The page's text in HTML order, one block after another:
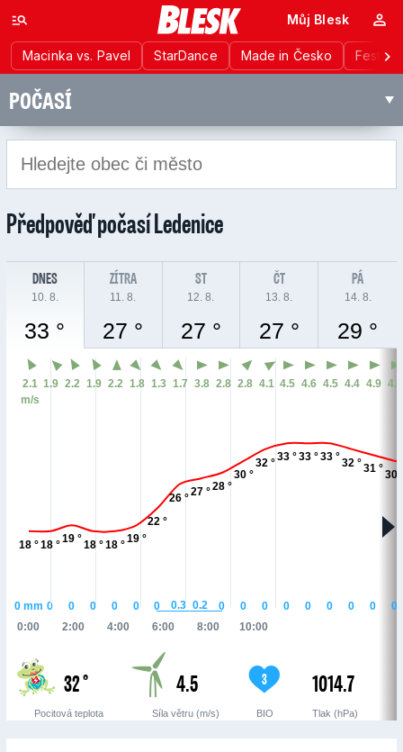
Macinka vs. Pavel StarDance Made in Česko
Můj Blesk
POČASÍ
Předpověď počasíLedenice
DNES
10. 8.
33 °
ZÍTRA
11. 8.
27 °
ST
12. 8.
27 °
ČT
13. 8.
27 °
PÁ
14. 8.
29 °
18 °18 °19 °18 °18 °19 °
22 °
26 °27 °28 °
30 °
32 °33 °33 °33 °32 °31 °30
0:00 2:00 4:00 6:00 8:00 10:00
0mm 0 0 0 0 0 0 0.3 0.2 0 0 0 0 0 0 0 0 0
2.1
m/s
1.9 2.2 1.9 2.2 1.8 1.3 1.7 3.8 2.8 2.8 4.1 4.5 4.6 4.5 4.4 4.9 4.7
32 °
Pocitová teplota
4.5
Síla větru (m/s)
3
BIO
1014.7
Tlak (hPa)